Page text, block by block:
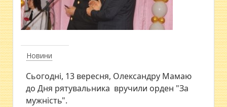
Новини
Сьогодні, 13 вересня, Олександру Мамаю
до Дня рятувальника вручили орден "За
мужність".